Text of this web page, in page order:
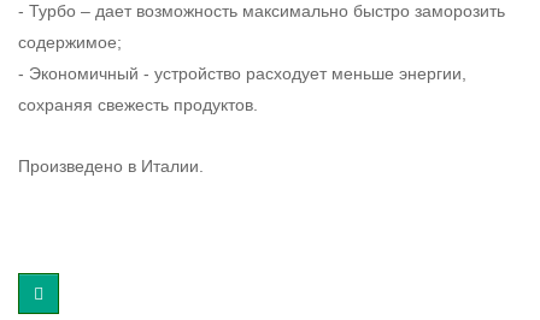
- Турбо – дает возможность максимально быстро заморозить
содержимое;
- Экономичный - устройство расходует меньше энергии,
сохраняя свежесть продуктов.
Произведено в Италии.